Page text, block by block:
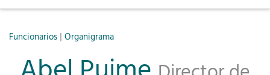
Funcionarios | Organigrama